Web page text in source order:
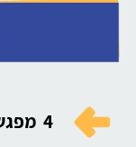
4 מפגשי הדרכה מוקלטים.